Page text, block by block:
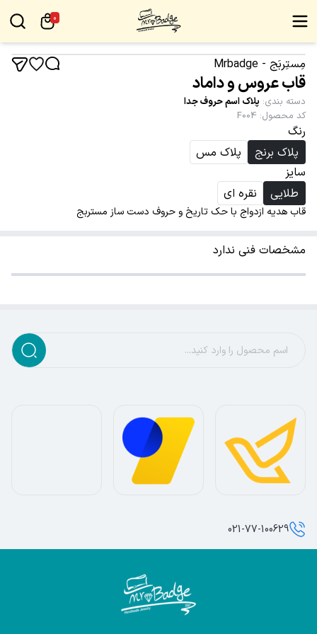
0
مِستِربَج - Mrbadge
قاب عروس و داماد
دسته بندی: پلاک اسم حروف جدا
کد محصول:
F004
رنگ
پلاک برنج
پلاک مس
سایز
طلایی
نقره ای
قاب هدیه ازدواج با حک تاریخ و حروف دست ساز مستربج
مشخصات فنی ندارد
021-77-100629